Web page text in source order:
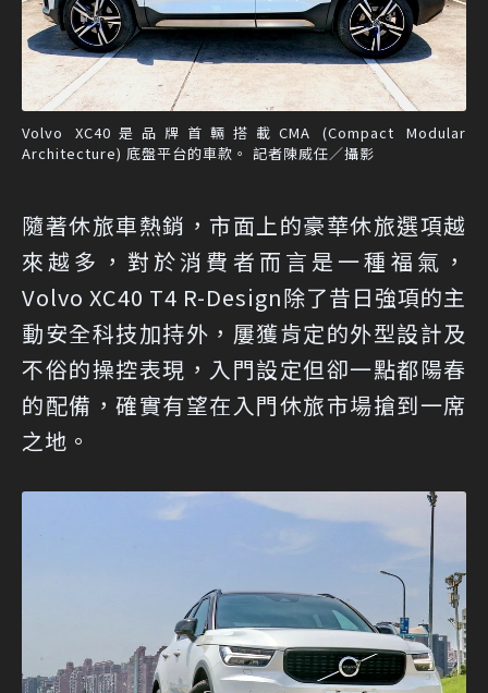
Volvo XC40是品牌首輛搭載CMA (Compact Modular
Architecture) 底盤平台的車款。 記者陳威任／攝影
隨著休旅車熱銷，市面上的豪華休旅選項越
來越多，對於消費者而言是一種福氣，
Volvo XC40 T4 R-Design除了昔日強項的主
動安全科技加持外，屢獲肯定的外型設計及
不俗的操控表現，入門設定但卻一點都陽春
的配備，確實有望在入門休旅市場搶到一席
之地。